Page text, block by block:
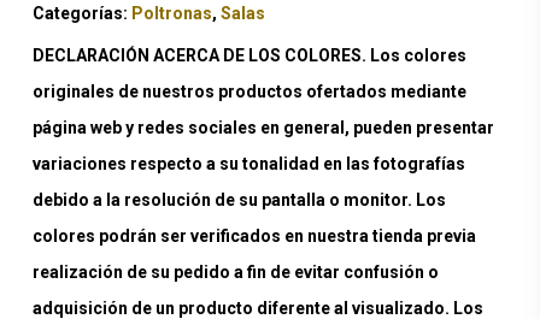
Categorías: Poltronas, Salas
DECLARACIÓN ACERCA DE LOS COLORES. Los colores
originales de nuestros productos ofertados mediante
página web y redes sociales en general, pueden presentar
variaciones respecto a su tonalidad en las fotografías
debido a la resolución de su pantalla o monitor. Los
colores podrán ser verificados en nuestra tienda previa
realización de su pedido a fin de evitar confusión o
adquisición de un producto diferente al visualizado. Los